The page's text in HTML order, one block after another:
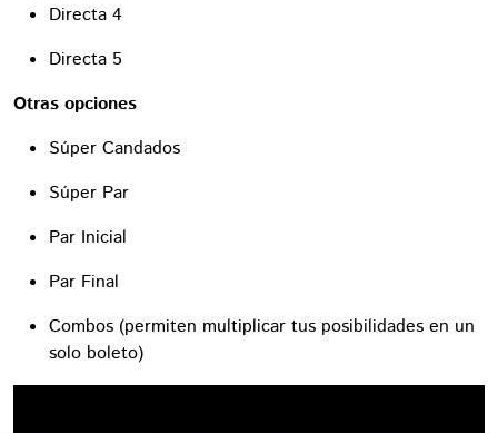
Directa 4
Directa 5
Otras opciones
Súper Candados
Súper Par
Par Inicial
Par Final
Combos (permiten multiplicar tus posibilidades en un
solo boleto)